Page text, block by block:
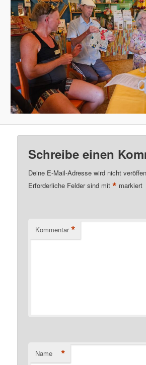
Schreibe einen
Deine E-Mail-Adresse wird nicht
Erforderliche Felder sind mit* markiert
Kommentar *
Name *